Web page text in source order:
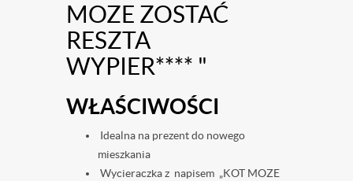
MOZE ZOSTAĆ
RESZTA
WYPIER**** "
WŁAŚCIWOŚCI
Idealna na prezent do nowego
mieszkania
Wycieraczka z napisem „KOT MOZE